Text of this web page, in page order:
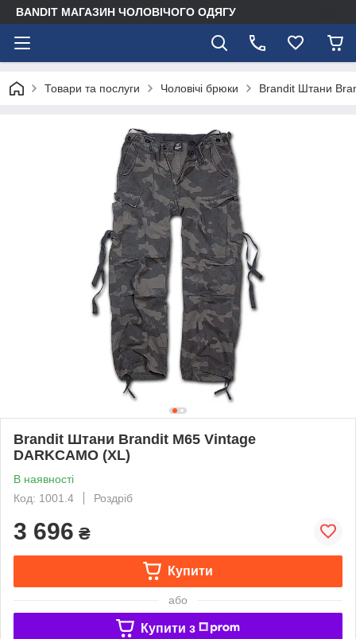
BANDIT МАГАЗИН ЧОЛОВІЧОГО ОДЯГУ
Товари та послуги Чоловічі брюки Brandit Штани
Brandit Штани Brandit M65 Vintage
DARKCAMO (XL)
В наявності
Код: 1001.4
Роздріб
3 696 ₴
Купити
або
Купити з